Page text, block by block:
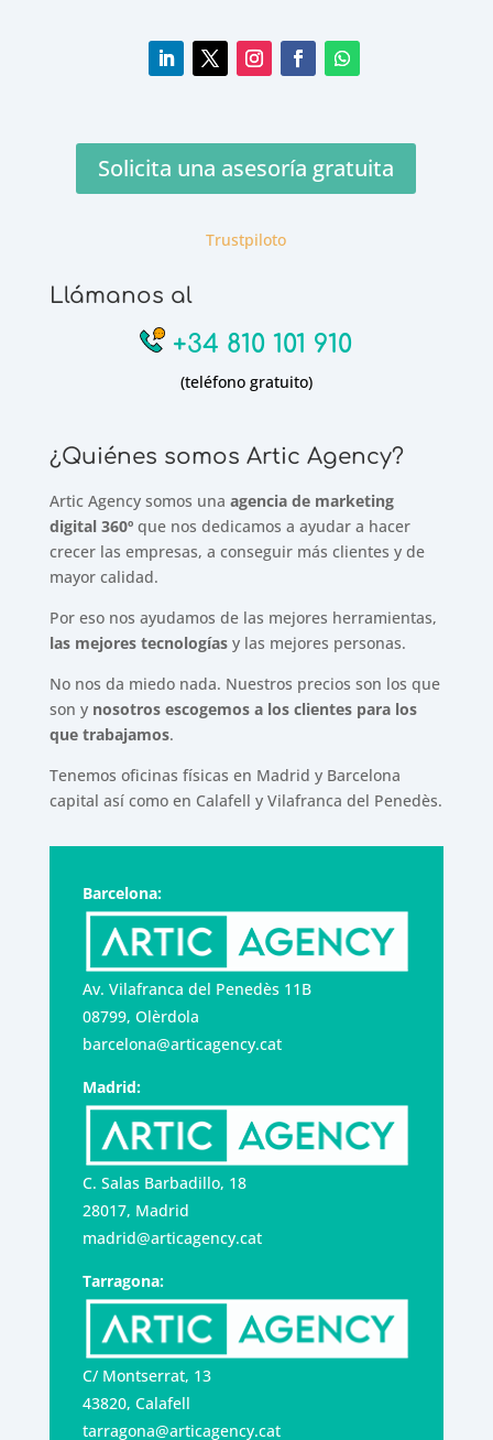
Solicita una asesoría gratuita
Trustpiloto
Llámanos al
+34 810 101 910
(teléfono gratuito)
¿Quiénes somos Artic Agency?
Artic Agency somos una agencia de marketing
digital 360ºque nos dedicamos a ayudar a hacer
crecer las empresas, a conseguir más clientes y de
mayor calidad.
Por eso nos ayudamos de las mejores herramientas,
las mejores tecnologíasy las mejores personas.
No nos da miedo nada. Nuestros precios son los que
son y nosotros escogemos a los clientes para los
que trabajamos.
Tenemos oficinas físicas en Madrid y Barcelona
capital así como en Calafell y Vilafranca del Penedès.
Barcelona:
Av. Vilafranca del Penedès 11B
08799, Olèrdola
barcelona@articagency.cat
Madrid:
C. Salas Barbadillo, 18
28017, Madrid
madrid@articagency.cat
Tarragona:
C/ Montserrat, 13
43820, Calafell
tarragona@articagency.cat